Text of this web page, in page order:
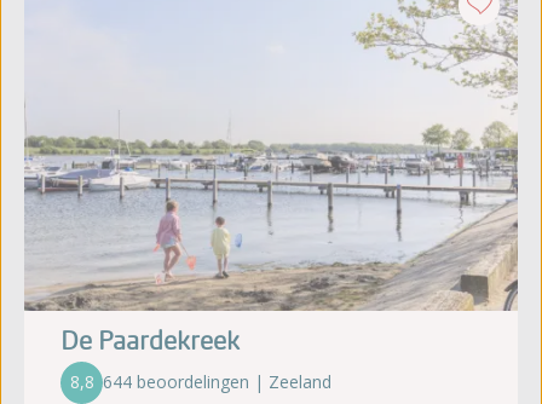
De Paardekreek
8,8 644 beoordelingen | Zeeland